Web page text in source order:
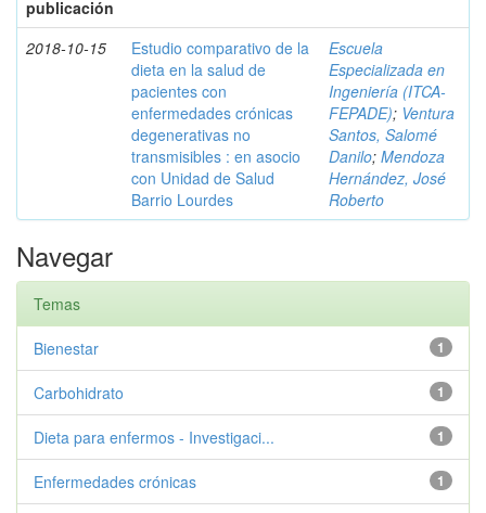
publicación
2018-10-15
Estudio comparativo de la
dieta en la salud de
pacientes con
enfermedades crónicas
degenerativas no
transmisibles : en asocio
con Unidad de Salud
Barrio Lourdes
Escuela
Especializada en
Ingeniería (ITCA-
FEPADE); Ventura
Santos, Salomé
Danilo; Mendoza
Hernández, José
Roberto
Navegar
Temas
1
Bienestar
1
Carbohidrato
1
Dieta para enfermos - Investigaci...
1
Enfermedades crónicas